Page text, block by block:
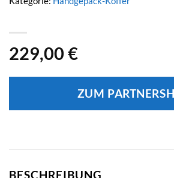
229,00 €
ZUM
BESCHREIBUNG